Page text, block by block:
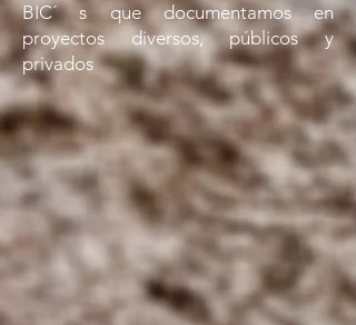
BIC´ s que documentamos en
proyectos diversos, públicos y
privados